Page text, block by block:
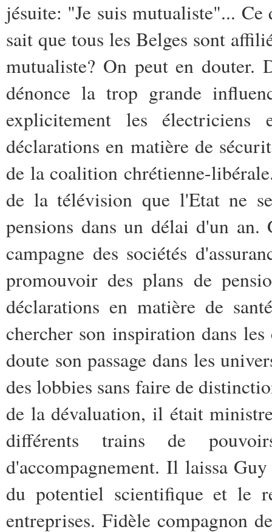
jésuite: "Je suis mutualiste"... Ce
sait que tous les Belges sont
mutualiste? On peut en douter.
dénonce la trop grande
explicitement les
déclarations en matière de
de la coalition chrétienne-
de la télévision que l'Etat ne
pensions dans un délai d'un
campagne des sociétés
promouvoir des plans de
déclarations en matière de
chercher son inspiration dans
doute son passage dans les
des lobbies sans faire de
de la dévaluation, il était
différents trains de
d'accompagnement. Il laissa
du potentiel scientifique et le
entreprises. Fidèle compagnon